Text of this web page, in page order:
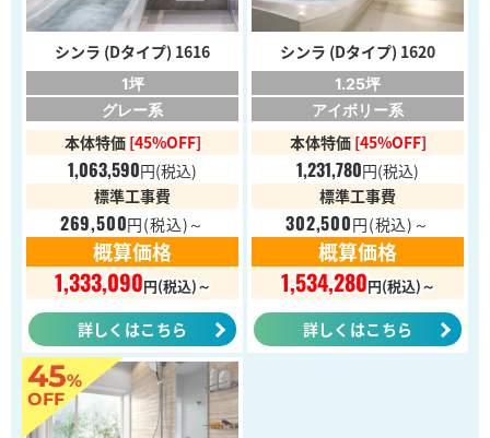
シンラ (Dタイプ) 1616
1坪
グレー系
本体特価 [45%OFF]
1,063,590円(税込)
標準工事費
269,500円(税込)～
概算価格
1,333,090円(税込)～
詳しくはこちら
シンラ (Dタイプ) 1620
1.25坪
アイボリー系
本体特価 [45%OFF]
1,231,780円(税込)
標準工事費
302,500円(税込)～
概算価格
1,534,280円(税込)～
詳しくはこちら
45%
OFF